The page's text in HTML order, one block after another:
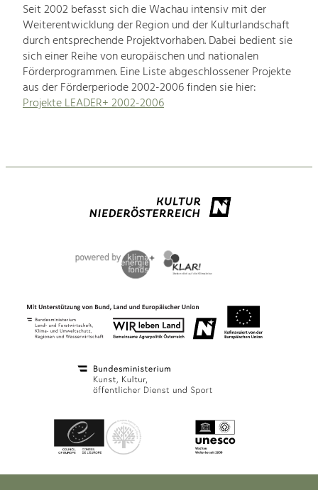
Seit 2002 befasst sich die Wachau intensiv mit der
Weiterentwicklung der Region und der Kulturlandschaft
durch entsprechende Projektvorhaben. Dabei bedient sie
sich einer Reihe von europäischen und nationalen
Förderprogrammen. Eine Liste abgeschlossener Projekte
aus der Förderperiode 2002-2006 finden sie hier:
Projekte LEADER+ 2002-2006